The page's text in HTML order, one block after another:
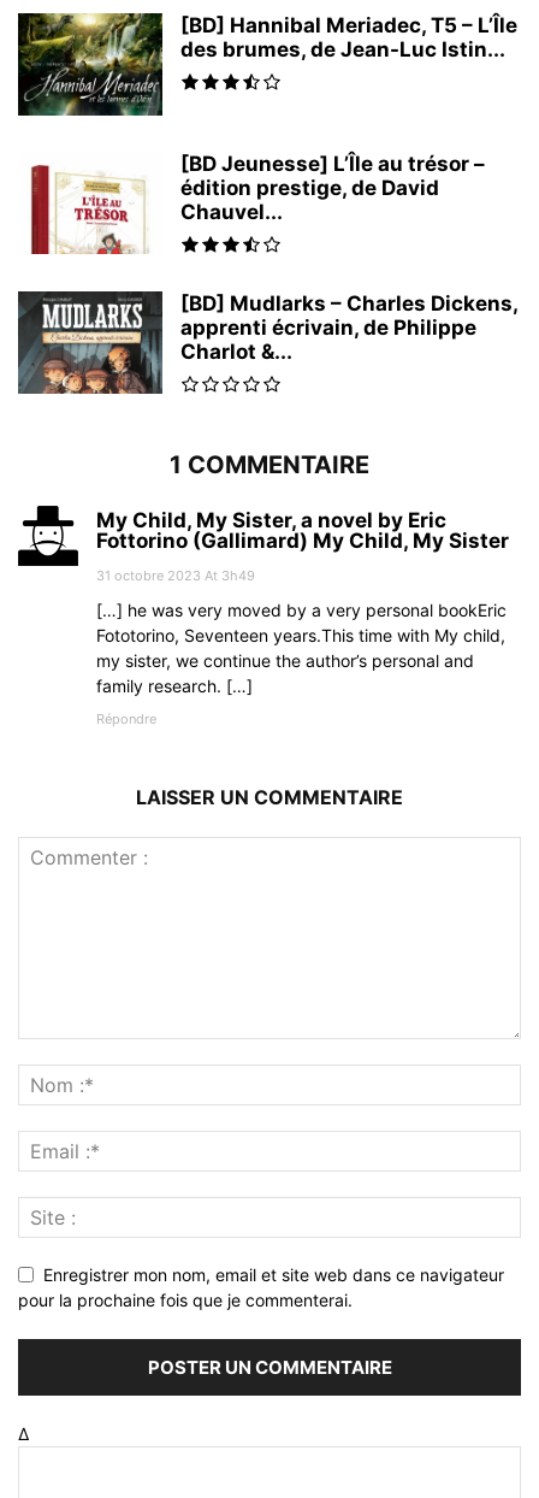
[BD] Hannibal Meriadec, T5 – L’Île
des brumes, de Jean-Luc Istin...
[BD Jeunesse] L’Île au trésor –
édition prestige, de David
Chauvel...
[BD] Mudlarks – Charles Dickens,
apprenti écrivain, de Philippe
Charlot &...
1 COMMENTAIRE
My Child, My Sister, a novel by Eric
Fottorino (Gallimard) My Child, My Sister
31 octobre 2023 At 3h49
[…] he was very moved by a very personal bookEric
Fototorino, Seventeen years.This time with My child,
my sister, we continue the author’s personal and
family research. […]
Répondre
LAISSER UN COMMENTAIRE
Enregistrer mon nom, email et site web dans ce navigateur
pour la prochaine fois que je commenterai.
Δ